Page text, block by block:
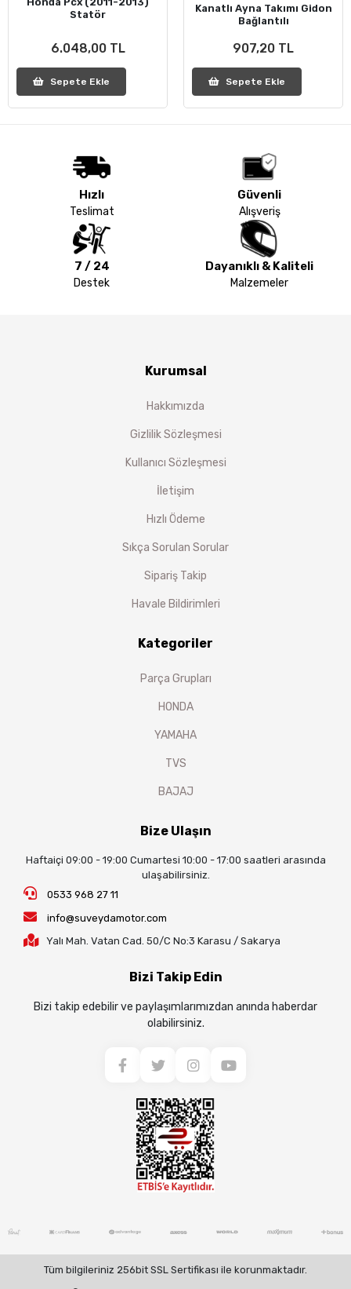
Statör
6.048,00 TL
Sepete Ekle
Kanatlı Ayna Takımı Gidon
Bağlantılı
907,20 TL
Sepete Ekle
Hızlı
Teslimat
Güvenli
Alışveriş
7 / 24
Destek
Dayanıklı & Kaliteli
Malzemeler
Kurumsal
Hakkımızda
Gizlilik Sözleşmesi
Kullanıcı Sözleşmesi
İletişim
Hızlı Ödeme
Sıkça Sorulan Sorular
Sipariş Takip
Havale Bildirimleri
Kategoriler
Parça Grupları
HONDA
YAMAHA
TVS
BAJAJ
Bize Ulaşın
Haftaiçi 09:00 - 19:00 Cumartesi 10:00 - 17:00 saatleri arasında
ulaşabilirsiniz.
0533 968 27 11
info@suveydamotor.com
Yalı Mah. Vatan Cad. 50/C No:3 Karasu / Sakarya
Bizi Takip Edin
Bizi takip edebilir ve paylaşımlarımızdan anında haberdar
olabilirsiniz.
Tüm bilgileriniz 256bit SSL Sertifikası ile korunmaktadır.